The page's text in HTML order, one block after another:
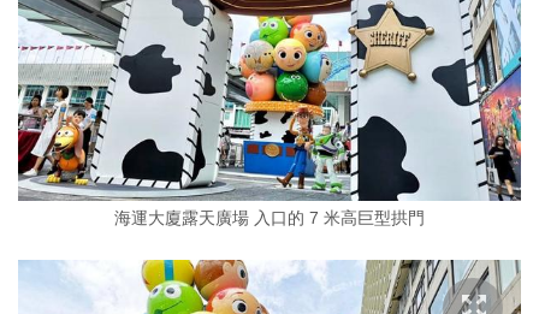
海運大廈露天廣場 入口的 7 米高巨型拱門